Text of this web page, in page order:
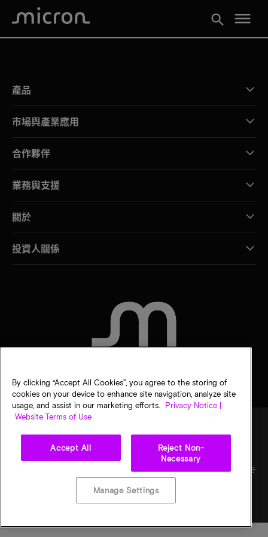
search menu
產品
市場與產業應用
合作夥伴
業務與支援
關於
投資人關係
美光隱私公告 銷售條款 您的隱私選擇
Micron Technology, Inc. 保留所有權利。資訊、產品和／或規格若有變動，恕不另行
通知。所有提供之資訊皆以「現況」為基準，不提供任何形式的保固。繪圖可能不符合比
例。Micron、Micron 標誌及其他所有 Micron 商標皆為 Micron Technology, Inc. 資產。其
By clicking “Accept All Cookies”, you agree to the storing of
cookies on your device to enhance site navigation, analyze site
usage, and assist in our marketing efforts.
Privacy Notice |
Website Terms of Use
Accept All
Reject Non-
Necessary
Manage Settings